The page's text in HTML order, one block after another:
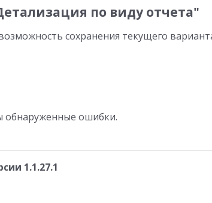
по виду отчета"
сохранения текущего
обнаруженные ошибки.
1.1.27.1